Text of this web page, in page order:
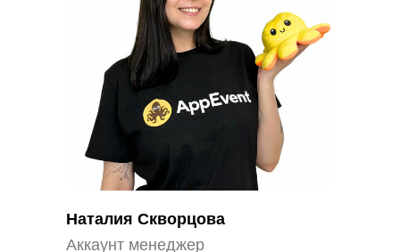
Наталия Скворцова
Аккаунт менеджер